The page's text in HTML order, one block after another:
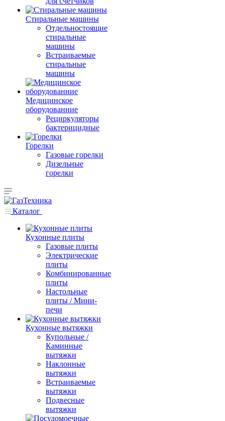
Стиральные машины
Отдельностоящие
стиральные
машины
Встраиваемые
стиральные
машины
Медицинское
оборудованние
Рециркуляторы
бактерицидные
Горелки
Газовые горелки
Дизельные
горелки
Каталог
Кухонные плиты
Газовые плиты
Электрические
плиты
Комбинированные
плиты
Настольные
плиты / Мини-
печи
Кухонные вытяжки
Купольные /
Каминные
вытяжки
Наклонные
вытяжки
Встраиваемые
вытяжки
Подвесные
вытяжки